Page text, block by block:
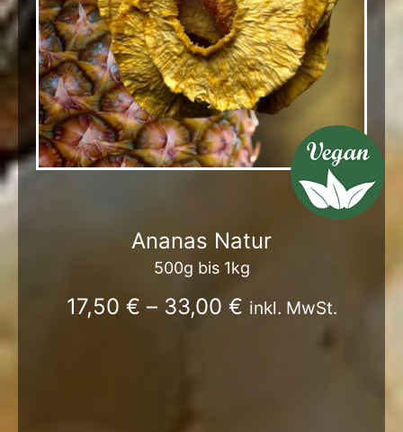
Ananas Natur
500g bis 1kg
17,50 € – 33,00 € inkl. MwSt.